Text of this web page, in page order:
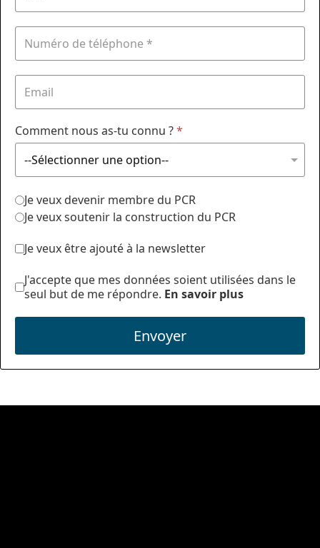
Comment nous as-tu connu ?*
Je veux devenir membre du PCR
Je veux soutenir la construction du PCR
Je veux être ajouté à la newsletter
J'accepte que mes données soient utilisées dans le
seul but de me répondre. En savoir plus
Envoyer